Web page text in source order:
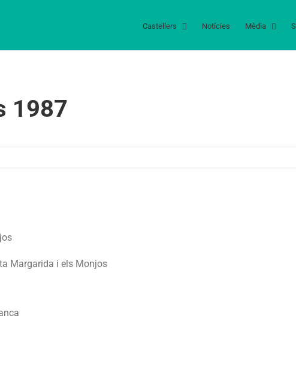
Castellers Notícies Mèdia
1987
Margarida i els Monjos